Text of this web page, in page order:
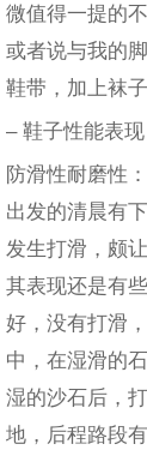
微值得一提的
或者说与我的
鞋带，加上袜
– 鞋子性能表现
防滑性耐磨性：
出发的清晨有
发生打滑，颇
其表现还是有
好，没有打滑
中，在湿滑的
湿的沙石后，
地，后程路段